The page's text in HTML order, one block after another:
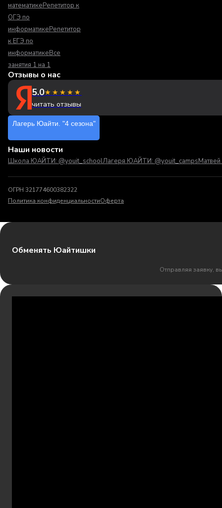
математикеРепетитор к
ОГЭ по
информатикеРепетитор
к ЕГЭ по
информатикеВсе
занятия 1 на 1
Отзывы о нас
5.0★★★★★
читать отзывы
Лагерь Юайти. "4 сезона"
Наши новости
Школа ЮАЙТИ: @youit_schoolЛагеря ЮАЙТИ: @youit_camps
ОГРН 321774600382322
Политика конфиденциальностиОферта
Обменять Юайтишки
Отправляя заявку,